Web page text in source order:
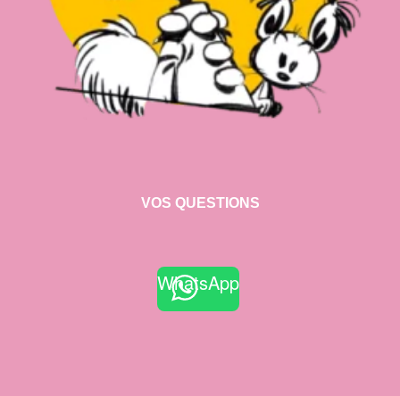
VOS QUESTIONS
WhatsApp